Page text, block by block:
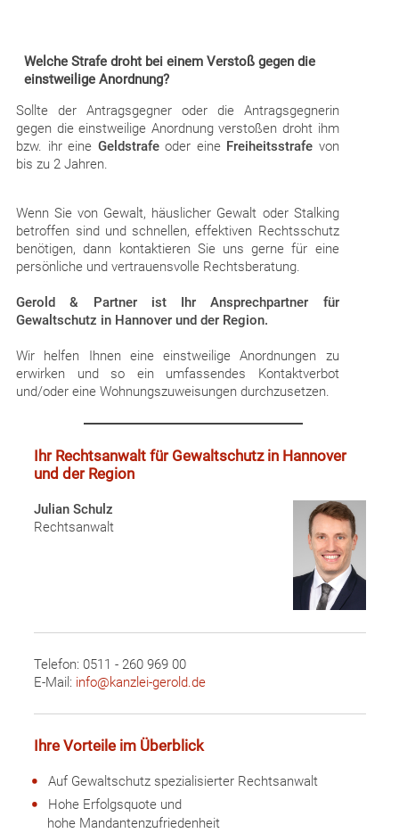
Welche Strafe droht bei einem Verstoß gegen die
einstweilige Anordnung?
Sollte der Antragsgegner oder die Antragsgegnerin
gegen die einstweilige Anordnung verstoßen droht ihm
bzw. ihr eine Geldstrafeoder eine Freiheitsstrafe von
bis zu 2 Jahren.
Wenn Sie von Gewalt, häuslicher Gewalt oder Stalking
betroffen sind und schnellen, effektiven Rechtsschutz
benötigen, dann kontaktieren Sie uns gerne für eine
persönliche und vertrauensvolle Rechtsberatung.
Gerold & Partner ist Ihr Ansprechpartner für
Gewaltschutz in Hannover und der Region.
Wir helfen Ihnen eine einstweilige Anordnungen zu
erwirken und so ein umfassendes Kontaktverbot
und/oder eine Wohnungszuweisungen durchzusetzen.
Ihr Rechtsanwalt für Gewaltschutz in Hannover
und der Region
Julian Schulz
Rechtsanwalt
Telefon: 0511 - 260 969 00
E-Mail: info@kanzlei-gerold.de
Ihre Vorteile im Überblick
Auf Gewaltschutz spezialisierter Rechtsanwalt
Hohe Erfolgsquote und
hohe Mandantenzufriedenheit